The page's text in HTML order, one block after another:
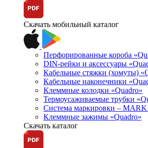
Скачать мобильный каталог
Перфорированные короба
DIN-рейки и аксессуары
Кабельные стяжки (хомуты)
Кабельные наконечники
Клеммные колодки «Quadro»
Термоусаживаемые трубки
Система маркировки –
Клеммные зажимы «Quadro»
Скачать каталог